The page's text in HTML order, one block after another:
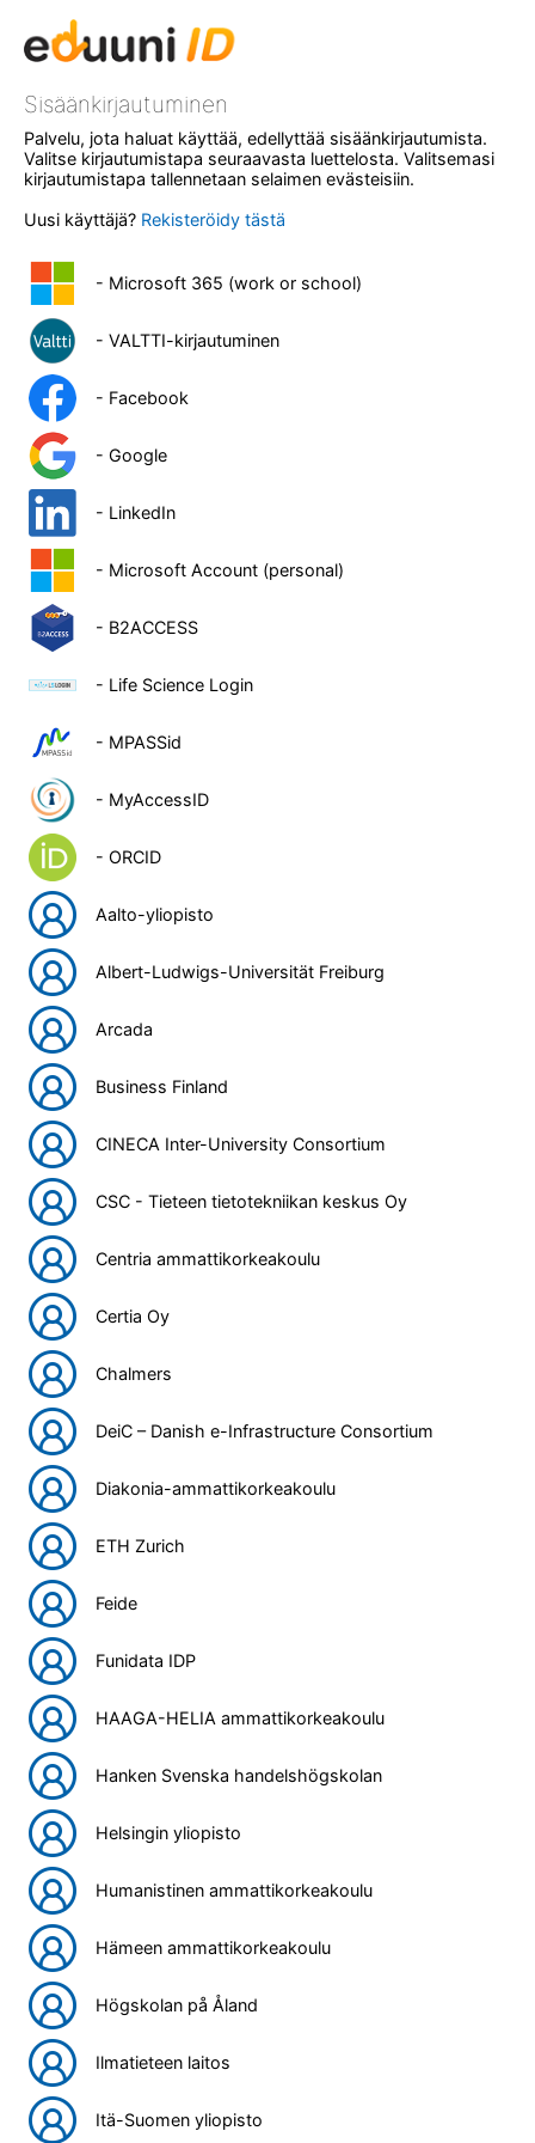
Sisäänkirjautuminen
Palvelu, jota haluat käyttää, edellyttää sisäänkirjautumista.
Valitse kirjautumistapa seuraavasta luettelosta. Valitsemasi
kirjautumistapa tallennetaan selaimen evästeisiin.
Uusi käyttäjä? Rekisteröidy tästä
- Microsoft 365 (work or school)
- VALTTI-kirjautuminen
- Facebook
- Google
- LinkedIn
- Microsoft Account (personal)
- B2ACCESS
- Life Science Login
- MPASSid
- MyAccessID
- ORCID
Aalto-yliopisto
Albert-Ludwigs-Universität Freiburg
Arcada
Business Finland
CINECA Inter-University Consortium
CSC - Tieteen tietotekniikan keskus Oy
Centria ammattikorkeakoulu
Certia Oy
Chalmers
DeiC – Danish e-Infrastructure Consortium
Diakonia-ammattikorkeakoulu
ETH Zurich
Feide
Funidata IDP
HAAGA-HELIA ammattikorkeakoulu
Hanken Svenska handelshögskolan
Helsingin yliopisto
Humanistinen ammattikorkeakoulu
Hämeen ammattikorkeakoulu
Högskolan på Åland
Ilmatieteen laitos
Itä-Suomen yliopisto